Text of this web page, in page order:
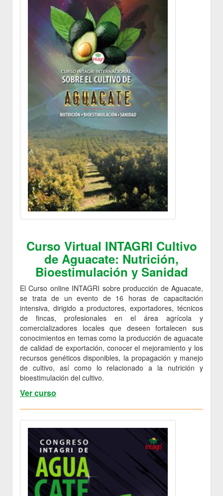
Curso Virtual INTAGRI Cultivo
de Aguacate: Nutrición,
Bioestimulación y Sanidad
El Curso online INTAGRI sobre producción de Aguacate,
se trata de un evento de 16 horas de capacitación
intensiva, dirigido a productores, exportadores, técnicos
de fincas, profesionales en el área agrícola y
comercializadores locales que deseen fortalecen sus
conocimientos en temas como la producción de aguacate
de calidad de exportación, conocer el mejoramiento y los
recursos genéticos disponibles, la propagación y manejo
de cultivo, así como lo relacionado a la nutrición y
bioestimulación del cultivo.
Ver curso